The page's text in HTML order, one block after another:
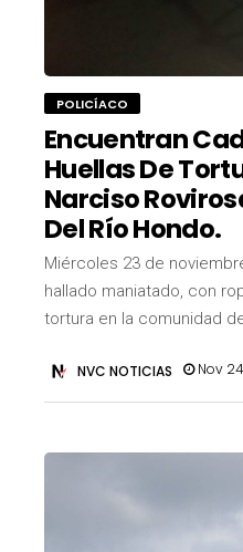
POLICÍACO
Encuentran
Huellas De
Narciso
Del Río Hondo.
Miércoles 23 de
hallado maniatado, con
tortura en la comunidad
NVC NOTICIAS Nov